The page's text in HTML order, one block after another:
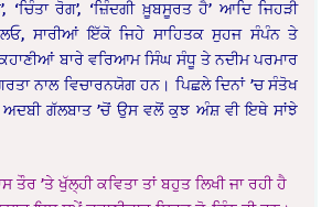
‘ਚਿੰਤਾ ਰੋਗ’, ‘ਜ਼ਿੰਦਗੀ ਖ਼ੂਬਸੂਰਤ ਹੈ’ ਆਦਿ ਜਿਹੜੀ
ਲਓ, ਸਾਰੀਆਂ ਇੱਕੋ ਜਿਹੇ ਸਾਹਿਤਕ ਸੁਹਜ ਸੰਪੰਨ ਤੇ
ਬਾਰੇ ਵਰਿਆਮ ਸਿੰਘ ਸੰਧੂ ਤੇ ਨਦੀਮ ਪਰਮਾਰ
ਨਾਲ ਵਿਚਾਰਨਯੋਗ ਹਨ। ਪਿਛਲੇ ਦਿਨਾਂ ’ਚ ਸੰਤੋਖ
ਗੱਲਬਾਤ ’ਚੋਂ ਉਸ ਵਲੋਂ ਕੁਝ ਅੰਸ਼ ਵੀ ਇਥੇ ਸਾਂਝੇ
ਤੌਰ ’ਤੇ ਖੁੱਲ੍ਹੀ ਕਵਿਤਾ ਤਾਂ ਬਹੁਤ ਲਿਖੀ ਜਾ ਰਹੀ ਹੈ